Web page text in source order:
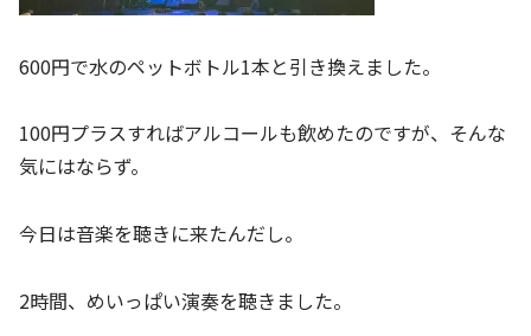
600円で水のペットボトル1本と引き換えました。
100円プラスすればアルコールも飲めたのですが、そんな
気にはならず。
今日は音楽を聴きに来たんだし。
2時間、めいっぱい演奏を聴きました。